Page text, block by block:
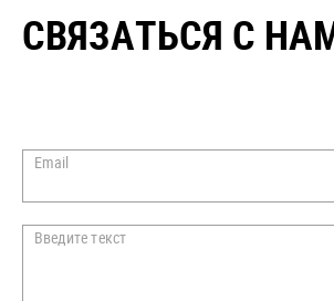
СВЯЗАТЬСЯ С
Email
Введите текст